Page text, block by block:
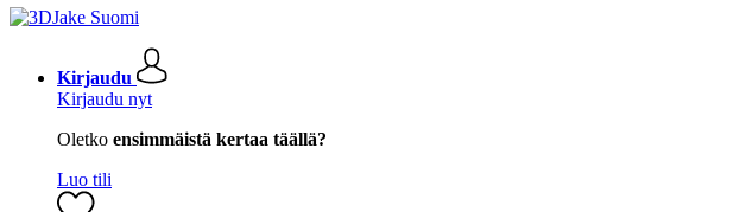
Kirjaudu
Kirjaudu nyt
Oletko ensimmäistä kertaa täällä?
Luo tili